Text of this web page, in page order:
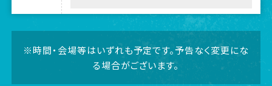
※時間・会場等はいずれも予定です。予告なく変更にな
る場合がございます。